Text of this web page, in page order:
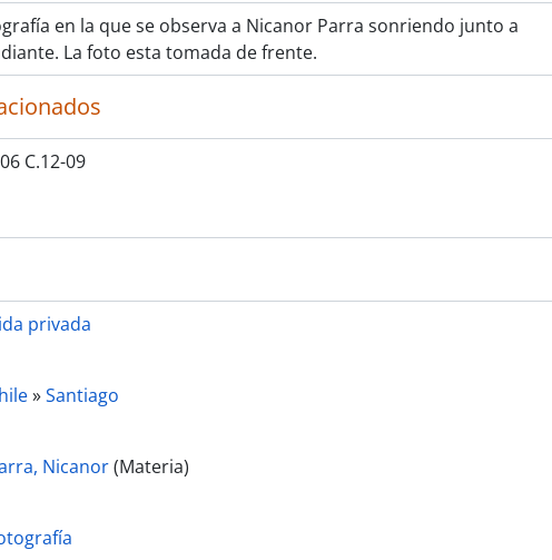
en la que se observa a Nicanor Parra sonriendo junto a
La foto esta tomada de frente.
C.12-09
privada
»Santiago
Nicanor(Materia)